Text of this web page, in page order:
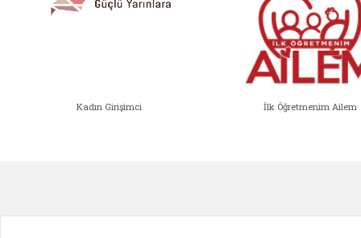
Kadın Girişimci İlk Öğretmenim Ailem